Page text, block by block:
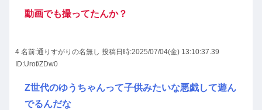
動画でも撮ってたんか？
4 名前:通りすがりの名無し 投稿日時:2025/07/04(金) 13:10:37.39
ID:Urof/ZDw0
Z世代のゆうちゃんって子供みたいな悪戯して遊ん
でるんだな